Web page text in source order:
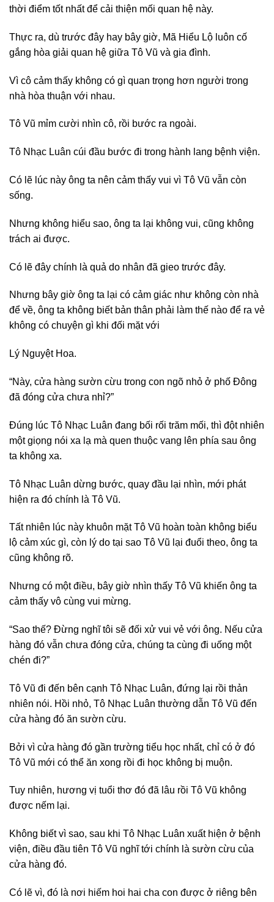
thời điểm tốt nhất để cải thiện mối quan hệ này.
Thực ra, dù trước đây hay bây giờ, Mã Hiểu Lộ luôn cố
gắng hòa giải quan hệ giữa Tô Vũ và gia đình.
Vì cô cảm thấy không có gì quan trọng hơn người trong
nhà hòa thuận với nhau.
Tô Vũ mỉm cười nhìn cô, rồi bước ra ngoài.
Tô Nhạc Luân cúi đầu bước đi trong hành lang bệnh viện.
Có lẽ lúc này ông ta nên cảm thấy vui vì Tô Vũ vẫn còn
sống.
Nhưng không hiểu sao, ông ta lại không vui, cũng không
trách ai được.
Có lẽ đây chính là quả do nhân đã gieo trước đây.
Nhưng bây giờ ông ta lại có cảm giác như không còn nhà
để về, ông ta không biết bản thân phải làm thế nào để ra vẻ
không có chuyện gì khi đối mặt với
Lý Nguyệt Hoa.
“Này, cửa hàng sườn cừu trong con ngõ nhỏ ở phố Đông
đã đóng cửa chưa nhỉ?”
Đúng lúc Tô Nhạc Luân đang bối rối trăm mối, thì đột nhiên
một giọng nói xa lạ mà quen thuộc vang lên phía sau ông
ta không xa.
Tô Nhạc Luân dừng bước, quay đầu lại nhìn, mới phát
hiện ra đó chính là Tô Vũ.
Tất nhiên lúc này khuôn mặt Tô Vũ hoàn toàn không biểu
lộ cảm xúc gì, còn lý do tại sao Tô Vũ lại đuổi theo, ông ta
cũng không rõ.
Nhưng có một điều, bây giờ nhìn thấy Tô Vũ khiến ông ta
cảm thấy vô cùng vui mừng.
“Sao thế? Đừng nghĩ tôi sẽ đối xử vui vẻ với ông. Nếu cửa
hàng đó vẫn chưa đóng cửa, chúng ta cùng đi uống một
chén đi?”
Tô Vũ đi đến bên cạnh Tô Nhạc Luân, đứng lại rồi thản
nhiên nói. Hồi nhỏ, Tô Nhạc Luân thường dẫn Tô Vũ đến
cửa hàng đó ăn sườn cừu.
Bởi vì cửa hàng đó gần trường tiểu học nhất, chỉ có ở đó
Tô Vũ mới có thể ăn xong rồi đi học không bị muộn.
Tuy nhiên, hương vị tuổi thơ đó đã lâu rồi Tô Vũ không
được nếm lại.
Không biết vì sao, sau khi Tô Nhạc Luân xuất hiện ở bệnh
viện, điều đầu tiên Tô Vũ nghĩ tới chính là sườn cừu của
cửa hàng đó.
Có lẽ vì, đó là nơi hiếm hoi hai cha con được ở riêng bên